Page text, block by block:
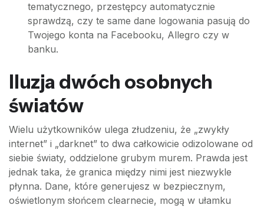
tematycznego, przestępcy automatycznie
sprawdzą, czy te same dane logowania pasują do
Twojego konta na Facebooku, Allegro czy w
banku.
Iluzja dwóch osobnych
światów
Wielu użytkowników ulega złudzeniu, że „zwykły
internet” i „darknet” to dwa całkowicie odizolowane od
siebie światy, oddzielone grubym murem. Prawda jest
jednak taka, że granica między nimi jest niezwykle
płynna. Dane, które generujesz w bezpiecznym,
oświetlonym słońcem clearnecie, mogą w ułamku